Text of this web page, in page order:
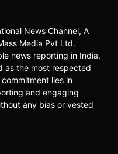
News Channel, A
Media Pvt Ltd.
news reporting in India,
as the most respected
lies in
and engaging
any bias or vested